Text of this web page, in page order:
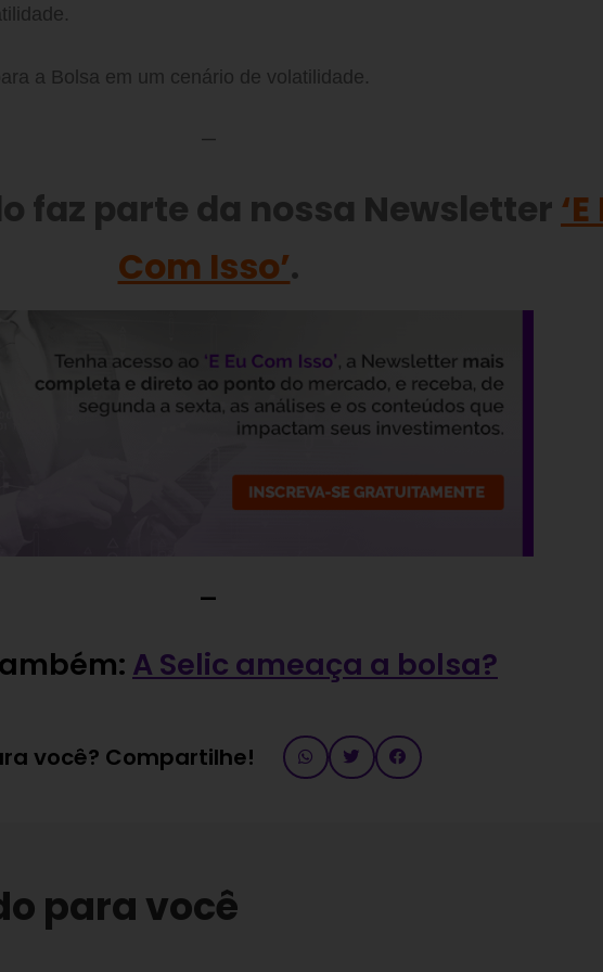
a Bolsa em um cenário de volatilidade.
—
faz parte da nossa Newsletter
Com Isso’.
—
A Selic ameaça a bolsa?
você? Compartilhe!
para você